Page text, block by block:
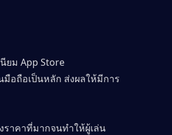
ยม App Store
อถือเป็นหลัก ส่งผลให้มีการ
ราคาที่มากจนทำให้ผู้เล่น